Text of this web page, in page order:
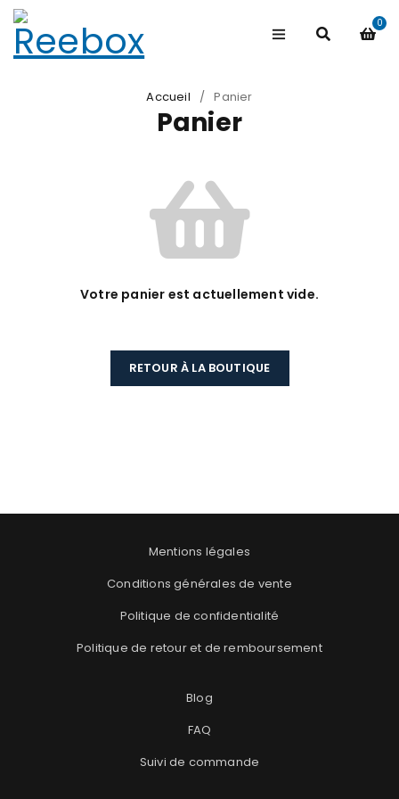
0
Accueil / Panier
Panier
Votre panier est actuellement vide.
RETOUR À LA BOUTIQUE
Mentions légales
Conditions générales de vente
Politique de confidentialité
Politique de retour et de remboursement
Blog
FAQ
Suivi de commande